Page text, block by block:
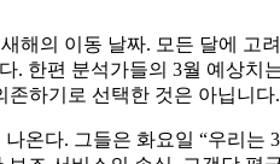
의 이동 날짜. 모든 달에 고
. 한편 분석가들의 3월 예상
하기로 선택한 것은 아닙니다.
다. 그들은 화요일 “우리는